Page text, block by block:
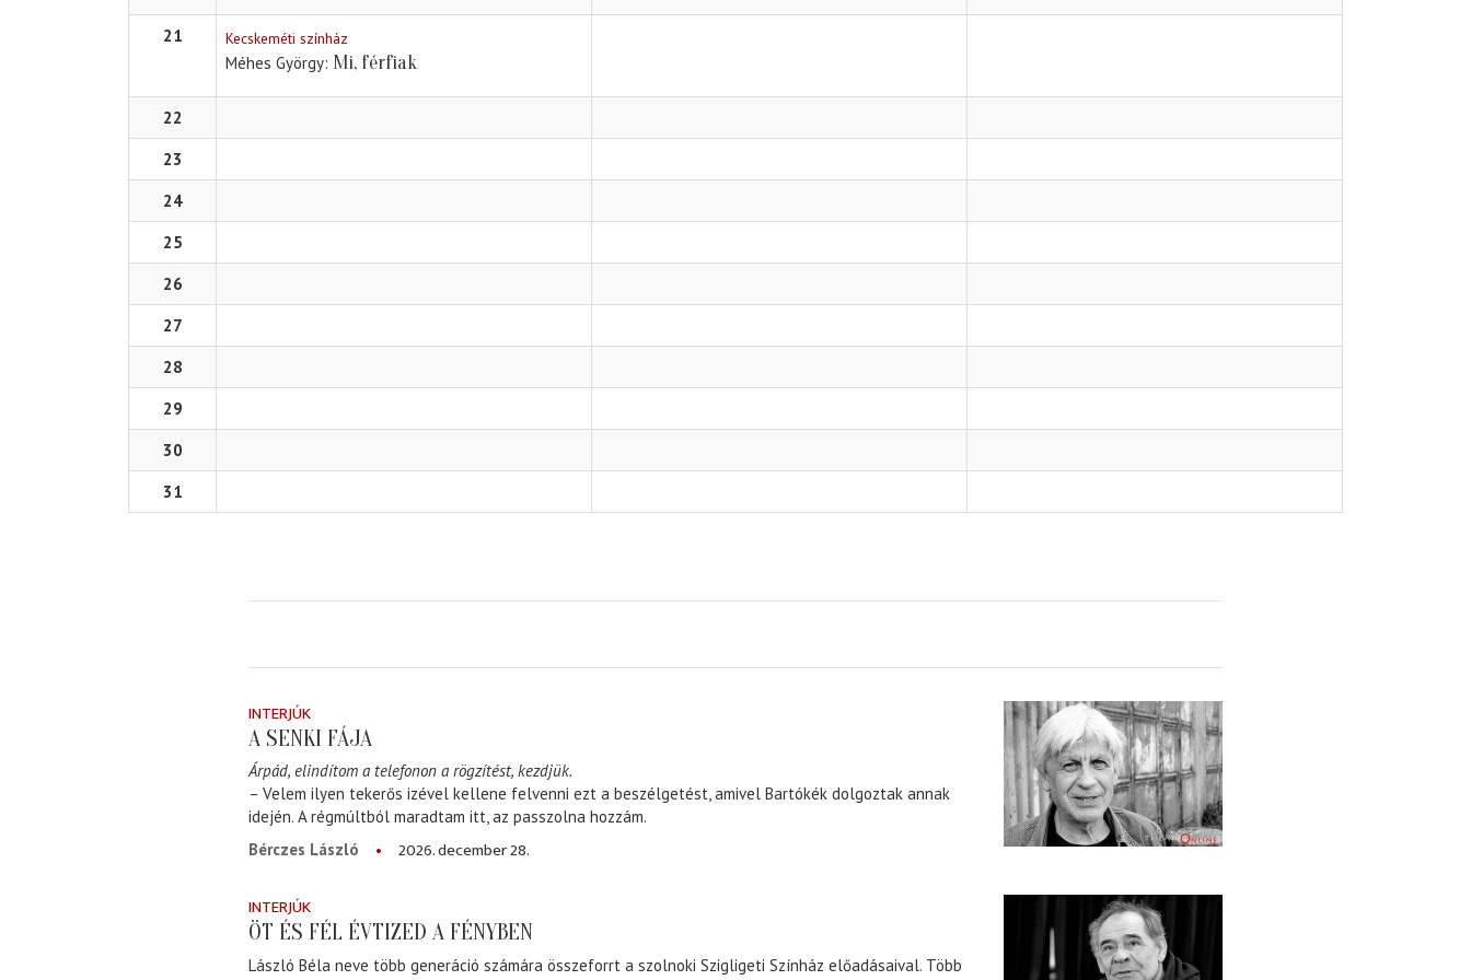
21
Kecskeméti színház
Méhes György Mi, férfiak
22
23
24
25
26
27
28
29
30
31
INTERJÚK
A SENKI FÁJA
Árpád, elindítom a telefonon a rögzítést, kezdjük.
– Velem ilyen tekerős izével kellene felvenni ezt a beszélgetést, amivel Bartókék dolgoztak annak
idején. A régmúltból maradtam itt, az passzolna hozzám.
Bérczes László
2026. december 28.
INTERJÚK
ÖT ÉS FÉL ÉVTIZED A FÉNYBEN
László Béla neve több generáció számára összeforrt a szolnoki Szigligeti Színház előadásaival. Több